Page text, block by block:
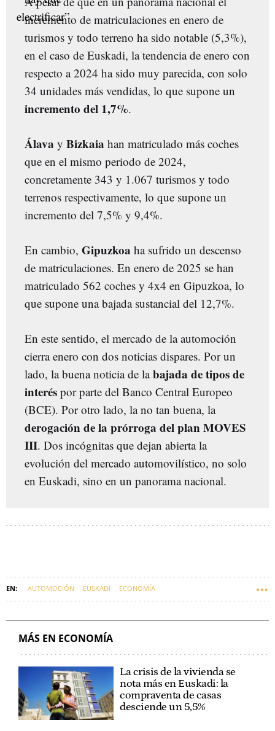
incremento de matriculaciones en enero de
turismos y todo terreno ha sido notable (5,3%),
en el caso de Euskadi, la tendencia de enero con
respecto a 2024 ha sido muy parecida, con solo
34 unidades más vendidas, lo que supone un
incremento del 1,7%.
Álava y Bizkaia han matriculado más coches
que en el mismo periodo de 2024,
concretamente 343 y 1.067 turismos y todo
terrenos respectivamente, lo que supone un
incremento del 7,5% y 9,4%.
En cambio, Gipuzkoa ha sufrido un descenso
de matriculaciones. En enero de 2025 se han
matriculado 562 coches y 4x4 en Gipuzkoa, lo
que supone una bajada sustancial del 12,7%.
En este sentido, el mercado de la automoción
cierra enero con dos noticias dispares. Por un
lado, la buena noticia de labajada de tipos de
interés por parte del Banco Central Europeo
(BCE). Por otro lado, la no tan buena, la
derogación de la prórroga del plan MOVES
III. Dos incógnitas que dejan abierta la
evolución del mercado automovilístico, no solo
en Euskadi, sino en un panorama nacional.
AUTOMOCIÓN EUSKADI ECONOMÍA
MÁS EN ECONOMÍA
La crisis de la vivienda se
nota más en Euskadi: la
compraventa de casas
desciende un 5,5%